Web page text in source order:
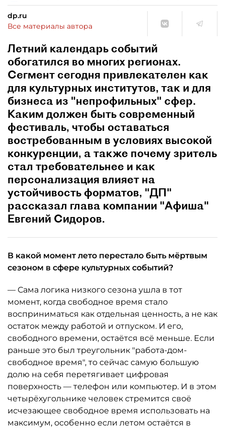
dp.ru
Все материалы автора
Летний календарь событий
обогатился во многих регионах.
Сегмент сегодня привлекателен как
для культурных институтов, так и для
бизнеса из "непрофильных" сфер.
Каким должен быть современный
фестиваль, чтобы оставаться
востребованным в условиях высокой
конкуренции, а также почему зритель
стал требовательнее и как
персонализация влияет на
устойчивость форматов, "ДП"
рассказал глава компании "Афиша"
Евгений Сидоров.
В какой момент лето перестало быть мёртвым
сезоном в сфере культурных событий?
— Сама логика низкого сезона ушла в тот
момент, когда свободное время стало
восприниматься как отдельная ценность, а не как
остаток между работой и отпуском. И его,
свободного времени, остаётся всё меньше. Если
раньше это был треугольник "работа-дом-
свободное время", то сейчас самую большую
долю на себя перетягивает цифровая
поверхность — телефон или компьютер. И в этом
четырёхугольнике человек стремится своё
исчезающее свободное время использовать на
максимум, особенно если летом остаётся в